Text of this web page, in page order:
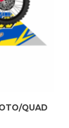
QUAD